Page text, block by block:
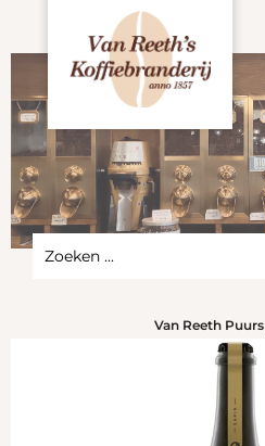
Van Reeth Puurs